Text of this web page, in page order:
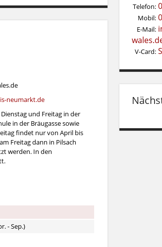
neumarkt.de
und Freitag in der
in der Bräugasse sowie
findet nur von April bis
Freitag dann in Pilsach
werden. In den
- Sep.)
Telefon:
Mobil:
E-Mail:
V-Card: